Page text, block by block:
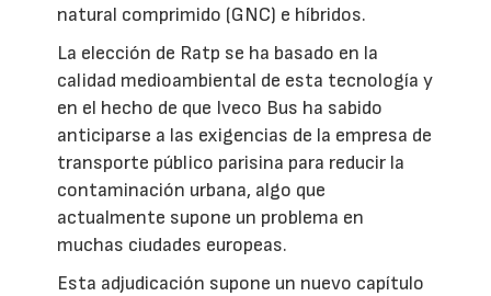
natural comprimido (GNC) e híbridos.
La elección de Ratp se ha basado en la
calidad medioambiental de esta tecnología y
en el hecho de que Iveco Bus ha sabido
anticiparse a las exigencias de la empresa de
transporte público parisina para reducir la
contaminación urbana, algo que
actualmente supone un problema en
muchas ciudades europeas.
Esta adjudicación supone un nuevo capítulo